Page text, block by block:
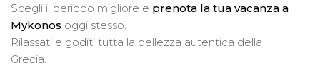
Scegli il periodo migliore e prenota la tua vacanza a
Mykonos oggi stesso.
Rilassati e goditi tutta la bellezza autentica della
Grecia.